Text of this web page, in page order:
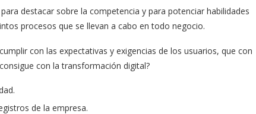
destacar sobre la competencia y para potenciar habilidades
procesos que se llevan a cabo en todo negocio.
con las expectativas y exigencias de los usuarios, que con
con la transformación digital?
de la empresa.